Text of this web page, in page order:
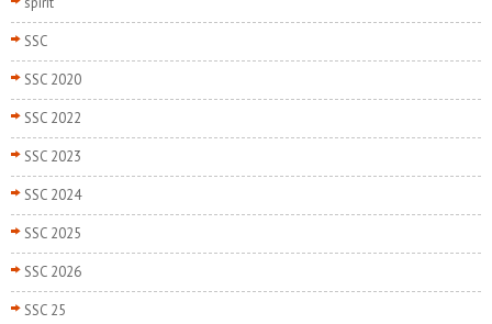
SSC
SSC 2020
SSC 2022
SSC 2023
SSC 2024
SSC 2025
SSC 2026
SSC 25